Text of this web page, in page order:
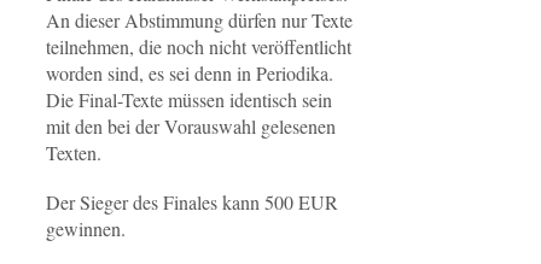
An dieser Abstimmung dürfen nur Texte
teilnehmen, die noch nicht veröffentlicht
worden sind, es sei denn in Periodika.
Die Final-Texte müssen identisch sein
mit den bei der Vorauswahl gelesenen
Texten.
Der Sieger des Finales kann 500 EUR
gewinnen.